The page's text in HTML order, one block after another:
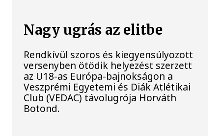
Nagy ugrás az elitbe
Rendkívül szoros és kiegyensúlyozott
versenyben ötödik helyezést szerzett
az U18-as Európa-bajnokságon a
Veszprémi Egyetemi és Diák Atlétikai
Club (VEDAC) távolugrója Horváth
Botond.